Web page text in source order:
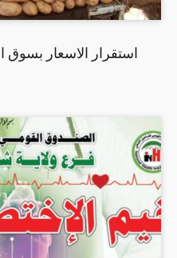
استقرار الاسعار بسوق